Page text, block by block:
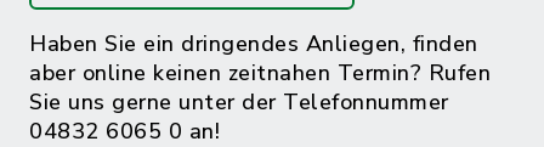
Haben Sie ein dringendes Anliegen, finden
aber online keinen zeitnahen Termin? Rufen
Sie uns gerne unter der Telefonnummer
04832 6065 0 an!